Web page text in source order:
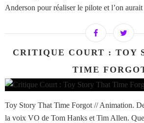
Anderson pour réaliser le pilote et l’on
CRITIQUE COURT : TOY
TIME
Toy Story That Time Forgot // Animation.
la voix VO de Tom Hanks et Tim Allen.